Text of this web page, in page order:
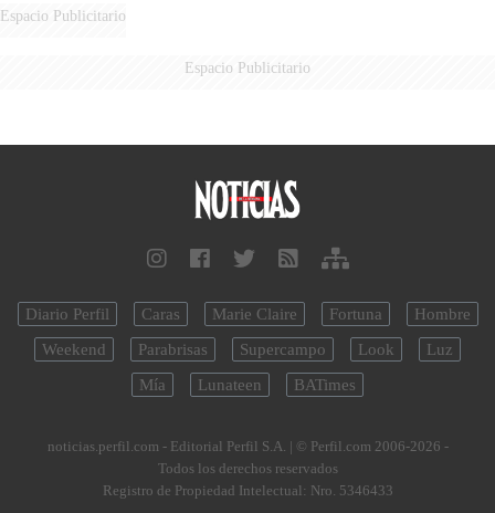
Espacio Publicitario
Espacio Publicitario
Diario Perfil Caras Marie Claire Fortuna
Hombre
Weekend
Parabrisas Supercampo Look
Luz
Mía
Lunateen BATimes
noticias.perfil.com - Editorial Perfil S.A. | © Perfil.com 2006-2026 -
Todos los derechos reservados
Registro de Propiedad Intelectual: Nro. 5346433